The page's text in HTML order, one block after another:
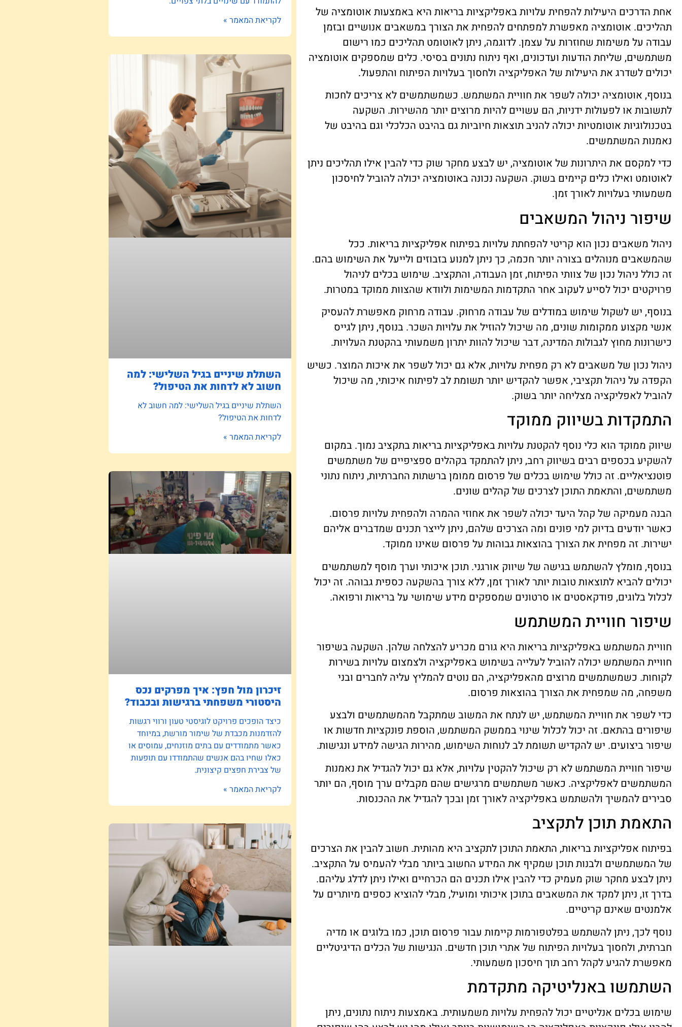
אחת הדרכים היעילות להפחית עלויות באפליקציות בריאות היא באמצעות אוטומציה של
תהליכים. אוטומציה מאפשרת למפתחים להפחית את הצורך במשאבים אנושיים ובזמן
עבודה על משימות שחוזרות על עצמן. לדוגמה, ניתן לאוטומט תהליכים כמו רישום
משתמשים, שליחת הודעות ועדכונים, ואף ניתוח נתונים בסיסי. כלים שמספקים אוטומציה
יכולים לשדרג את היעילות של האפליקציה ולחסוך בעלויות הפיתוח והתפעול.
בנוסף, אוטומציה יכולה לשפר את חוויית המשתמש. כשמשתמשים לא צריכים לחכות
לתשובות או לפעולות ידניות, הם עשויים להיות מרוצים יותר מהשירות. השקעה
בטכנולוגיות אוטומטיות יכולה להניב תוצאות חיוביות גם בהיבט הכלכלי וגם בהיבט של
נאמנות המשתמשים.
כדי למקסם את היתרונות של אוטומציה, יש לבצע מחקר שוק כדי להבין אילו תהליכים ניתן
לאוטומט ואילו כלים קיימים בשוק. השקעה נכונה באוטומציה יכולה להוביל לחיסכון
משמעותי בעלויות לאורך זמן.
שיפור ניהול המשאבים
ניהול משאבים נכון הוא קריטי להפחתת עלויות בפיתוח אפליקציות בריאות. ככל
שהמשאבים מנוהלים בצורה יותר חכמה, כך ניתן למנוע בזבוזים ולייעל את השימוש בהם.
זה כולל ניהול נכון של צוותי הפיתוח, זמן העבודה, והתקציב. שימוש בכלים לניהול
פרויקטים יכול לסייע לעקוב אחר התקדמות המשימות ולוודא שהצוות ממוקד במטרות.
בנוסף, יש לשקול שימוש במודלים של עבודה מרחוק. עבודה מרחוק מאפשרת להעסיק
אנשי מקצוע ממקומות שונים, מה שיכול להוזיל את עלויות השכר. בנוסף, ניתן לגייס
כישרונות מחוץ לגבולות המדינה, דבר שיכול להוות יתרון משמעותי בהקטנת העלויות.
ניהול נכון של משאבים לא רק מפחית עלויות, אלא גם יכול לשפר את איכות המוצר. כשיש
הקפדה על ניהול תקציבי, אפשר להקדיש יותר תשומת לב לפיתוח איכותי, מה שיכול
להוביל לאפליקציה מצליחה יותר בשוק.
התמקדות בשיווק ממוקד
שיווק ממוקד הוא כלי נוסף להקטנת עלויות באפליקציות בריאות בתקציב נמוך. במקום
להשקיע בכספים רבים בשיווק רחב, ניתן להתמקד בקהלים ספציפיים של משתמשים
פוטנציאליים. זה כולל שימוש בכלים של פרסום ממומן ברשתות החברתיות, ניתוח נתוני
משתמשים, והתאמת התוכן לצרכים של קהלים שונים.
הבנה מעמיקה של קהל היעד יכולה לשפר את אחוזי ההמרה ולהפחית עלויות פרסום.
כאשר יודעים בדיוק למי פונים ומה הצרכים שלהם, ניתן לייצר תכנים שמדברים אליהם
ישירות. זה מפחית את הצורך בהוצאות גבוהות על פרסום שאינו ממוקד.
בנוסף, מומלץ להשתמש בגישה של שיווק אורגני. תוכן איכותי וערך מוסף למשתמשים
יכולים להביא לתוצאות טובות יותר לאורך זמן, ללא צורך בהשקעה כספית גבוהה. זה יכול
לכלול בלוגים, פודקאסטים או סרטונים שמספקים מידע שימושי על בריאות ורפואה.
שיפור חוויית המשתמש
חוויית המשתמש באפליקציות בריאות היא גורם מכריע להצלחה שלהן. השקעה בשיפור
חוויית המשתמש יכולה להוביל לעלייה בשימוש באפליקציה ולצמצום עלויות בשירות
לקוחות. כשמשתמשים מרוצים מהאפליקציה, הם נוטים להמליץ עליה לחברים ובני
משפחה, מה שמפחית את הצורך בהוצאות פרסום.
כדי לשפר את חוויית המשתמש, יש לנתח את המשוב שמתקבל מהמשתמשים ולבצע
שיפורים בהתאם. זה יכול לכלול שינוי בממשק המשתמש, הוספת פונקציות חדשות או
שיפור ביצועים. יש להקדיש תשומת לב לנוחות השימוש, מהירות הגישה למידע ונגישות.
שיפור חוויית המשתמש לא רק שיכול להקטין עלויות, אלא גם יכול להגדיל את נאמנות
המשתמשים לאפליקציה. כאשר משתמשים מרגישים שהם מקבלים ערך מוסף, הם יותר
סבירים להמשיך ולהשתמש באפליקציה לאורך זמן ובכך להגדיל את ההכנסות.
התאמת תוכן לתקציב
בפיתוח אפליקציות בריאות, התאמת התוכן לתקציב היא מהותית. חשוב להבין את הצרכים
של המשתמשים ולבנות תוכן שמקיף את המידע החשוב ביותר מבלי להעמיס על התקציב.
ניתן לבצע מחקר שוק מעמיק כדי להבין אילו תכנים הם הכרחיים ואילו ניתן לדלג עליהם.
בדרך זו, ניתן למקד את המשאבים בתוכן איכותי ומועיל, מבלי להוציא כספים מיותרים על
אלמנטים שאינם קריטיים.
נוסף לכך, ניתן להשתמש בפלטפורמות קיימות עבור פרסום תוכן, כמו בלוגים או מדיה
חברתית, ולחסוך בעלויות הפיתוח של אתרי תוכן חדשים. הנגישות של הכלים הדיגיטליים
מאפשרת להגיע לקהל רחב תוך חיסכון משמעותי.
השתמשו באנליטיקה מתקדמת
שימוש בכלים אנליטיים יכול להפחית עלויות משמעותית. באמצעות ניתוח נתונים, ניתן
לקריאת המאמר »
השתלת שיניים בגיל השלישי: למה
חשוב לא לדחות את הטיפול?
השתלת שיניים בגיל השלישי: למה חשוב לא
לדחות את הטיפול?
לקריאת המאמר »
זיכרון מול חפץ: איך מפרקים נכס
היסטורי משפחתי ברגישות ובכבוד?
כיצד הופכים פרויקט לוגיסטי טעון ורווי רגשות
להזדמנות מכבדת של שימור מורשת, במיוחד
כאשר מתמודדים עם בתים מוזנחים, עמוסים או
כאלו שחיו בהם אנשים שהתמודדו עם תופעות
של צבירת חפצים קיצונית.
לקריאת המאמר »